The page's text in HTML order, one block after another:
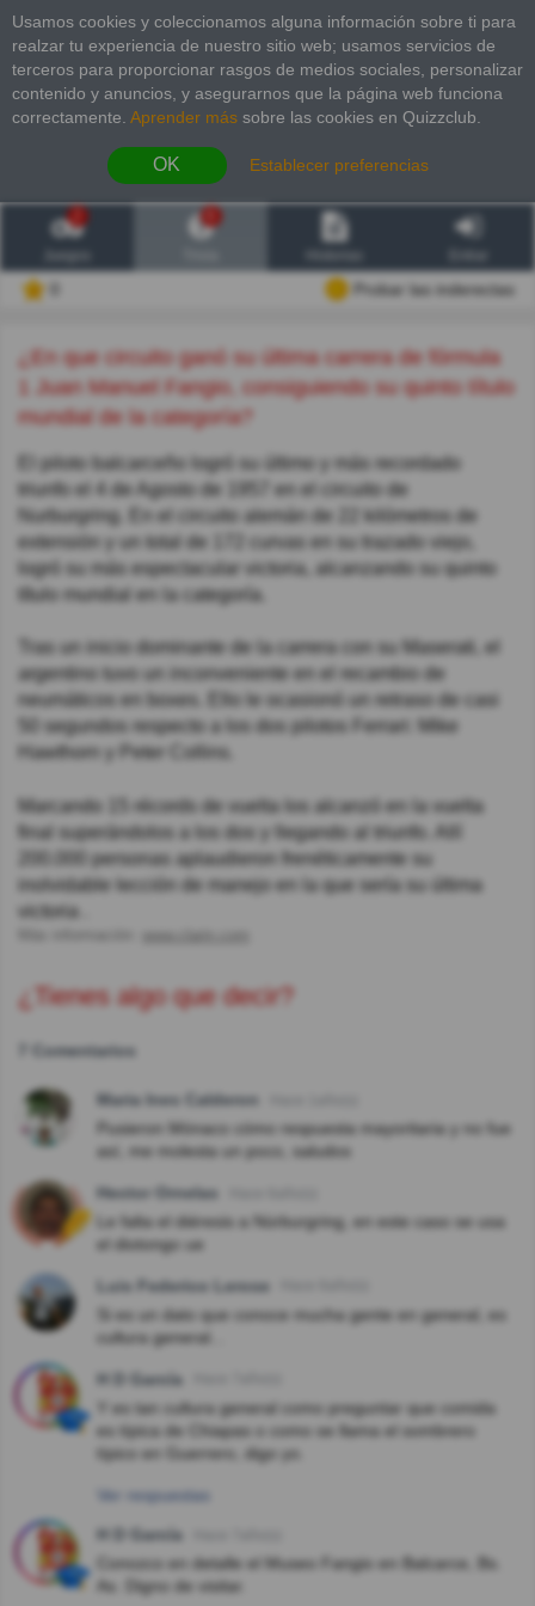
Usamos cookies y coleccionamos alguna información sobre ti para
realzar tu experiencia de nuestro sitio web; usamos servicios de
terceros para proporcionar rasgos de medios sociales, personalizar
contenido y anuncios, y asegurarnos que la página web funciona
correctamente. Aprender más sobre las cookies en Quizzclub.
OK Establecer preferencias
2
Probar las inderectas
¿En que circuito ganó su última carrera de fórmula
1 Juan Manuel Fangio, consiguiendo su quinto título
mundial de la categoría?
El piloto balcarceño logró su último y más recordado
triunfo el 4 de Agosto de 1957 en el circuito de
Nurburgring. En el circuito alemán de 22 kilómetros de
extensión y un total de 172 curvas en su trazado viejo,
logró su más espectacular victoria, alcanzando su quinto
título mundial en la categoría.
Tras un inicio dominante de la carrera con su Maserati, el
argentino tuvo un inconveniente en el recambio de
neumáticos en boxes. Ello le ocasionó un retraso de casi
50 segundos respecto a los dos pilotos Ferrari: Mike
Hawthorn y Peter Collins.
Marcando 15 récords de vuelta los alcanzó en la vuelta
final superándolos a los dos y llegando al triunfo. Allí
200.000 personas aplaudieron frenéticamente su
inolvidable lección de manejo en la que sería su última
victoria .
www.clarin.com
¿Tienes algo que decir?
7 Comentarios
Maria Ines Calderon
Pusieron Mónaco cómo respuesta mayoritaria y no fue
así, me molesta un poco, saludos
Hector Ornelas
Le falta el diéresis a Nürburgring, en este caso se usa
el diotongo ue
Luis Federico Lerose
Si es un dato que conoce mucha gente en general, es
cultura general...
H D García
Y es tan cultura general como preguntar que comida
es típica de Chiapas o como se llama el sombrero
típico en Guerrero, digo yo.
Ver respuestas
H D García
Conozco en detalle el Museo Fangio en Balcarce, Bs.
As. Digno de visitar.